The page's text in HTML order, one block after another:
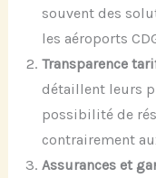
souvent des
les aéroports
Transparence
détaillent leurs
possibilité de
contrairement
Assurances et